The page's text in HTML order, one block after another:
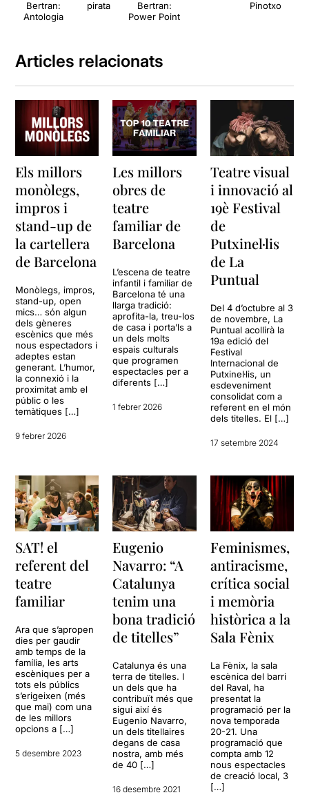
Bertran:
Antologia
pirata
Bertran:
Power Point
Pinotxo
Articles relacionats
Els millors
monòlegs,
impros i
stand-up de
la cartellera
de Barcelona
Monòlegs, impros,
stand-up, open
mics… són algun
dels gèneres
escènics que més
nous espectadors i
adeptes estan
generant. L’humor,
la connexió i la
proximitat amb el
públic o les
temàtiques […]
9 febrer 2026
Les millors
obres de
teatre
familiar de
Barcelona
L’escena de teatre
infantil i familiar de
Barcelona té una
llarga tradició:
aprofita-la, treu-los
de casa i porta’ls a
un dels molts
espais culturals
que programen
espectacles per a
diferents […]
1 febrer 2026
Teatre visual
i innovació al
19è Festival
de
Putxinel·lis
de La
Puntual
Del 4 d’octubre al 3
de novembre, La
Puntual acollirà la
19a edició del
Festival
Internacional de
Putxinel·lis, un
esdeveniment
consolidat com a
referent en el món
dels titelles. El […]
17 setembre 2024
SAT! el
referent del
teatre
familiar
Ara que s’apropen
dies per gaudir
amb temps de la
família, les arts
escèniques per a
tots els públics
s’erigeixen (més
que mai) com una
de les millors
opcions a […]
5 desembre 2023
Eugenio
Navarro: “A
Catalunya
tenim una
bona tradició
de titelles”
Catalunya és una
terra de titelles. I
un dels que ha
contribuït més que
sigui així és
Eugenio Navarro,
un dels titellaires
degans de casa
nostra, amb més
de 40 […]
16 desembre 2021
Feminismes,
antiracisme,
crítica social
i memòria
històrica a la
Sala Fènix
La Fènix, la sala
escènica del barri
del Raval, ha
presentat la
programació per la
nova temporada
20-21. Una
programació que
compta amb 12
nous espectacles
de creació local, 3
[…]